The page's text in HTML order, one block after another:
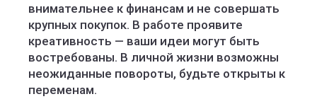
внимательнее к финансам и не совершать
крупных покупок. В работе проявите
креативность — ваши идеи могут быть
востребованы. В личной жизни возможны
неожиданные повороты, будьте открыты к
переменам.